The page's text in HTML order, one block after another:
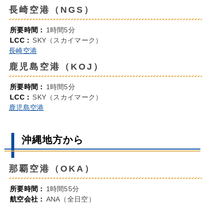
長崎空港（NGS）
所要時間： 1時間5分
LCC： SKY（スカイマーク）
長崎空港
鹿児島空港（KOJ）
所要時間： 1時間5分
LCC： SKY（スカイマーク）
鹿児島空港
沖縄地方から
那覇空港（OKA）
所要時間： 1時間55分
航空会社： ANA（全日空）